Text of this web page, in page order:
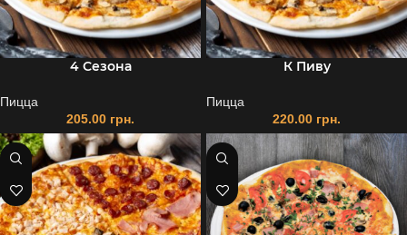
4 Сезона
Пицца
205.00 грн.
К Пиву
Пицца
220.00 грн.